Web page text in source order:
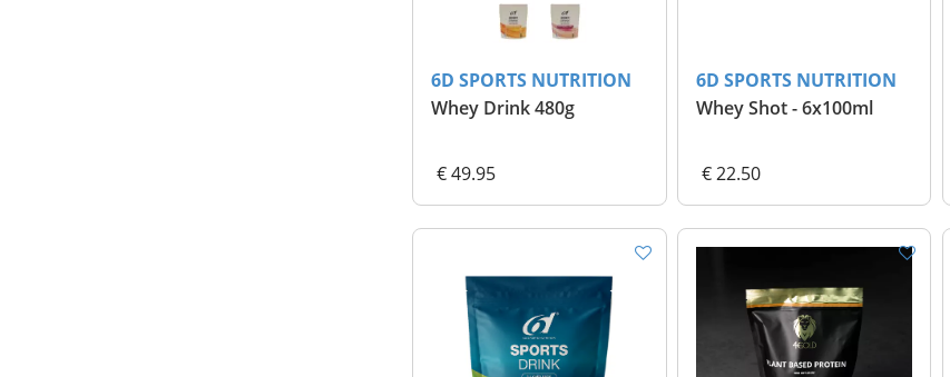
6D SPORTS NUTRITION
Whey Drink 480g
€ 49.95
6D SPORTS NUTRITION
Whey Shot - 6x100ml
€ 22.50